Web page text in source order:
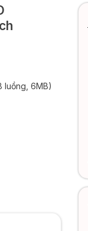
luồng, 6MB)